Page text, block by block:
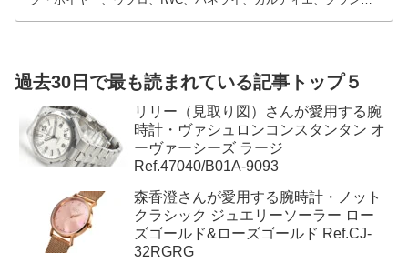
過去30日で最も読まれている記事トップ５
リリー（見取り図）さんが愛用する腕
時計・ヴァシュロンコンスタンタン オ
ーヴァーシーズ ラージ
Ref.47040/B01A-9093
森香澄さんが愛用する腕時計・ノット
クラシック ジュエリーソーラー ロー
ズゴールド&ローズゴールド Ref.CJ-
32RGRG